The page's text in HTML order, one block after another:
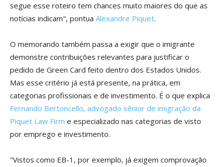
segue esse roteiro tem chances muito maiores do que as
notícias indicam", pontua Alexandre Piquet.
O memorando também passa a exigir que o imigrante
demonstre contribuições relevantes para justificar o
pedido de Green Card feito dentro dos Estados Unidos.
Mas esse critério já está presente, na prática, em
categorias profissionais e de investimento. É o que explica
Fernando Bertoncello, advogado sênior de imigração da
Piquet Law Firm e especializado nas categorias de visto
por emprego e investimento.
"Vistos como EB-1, por exemplo, já exigem comprovação